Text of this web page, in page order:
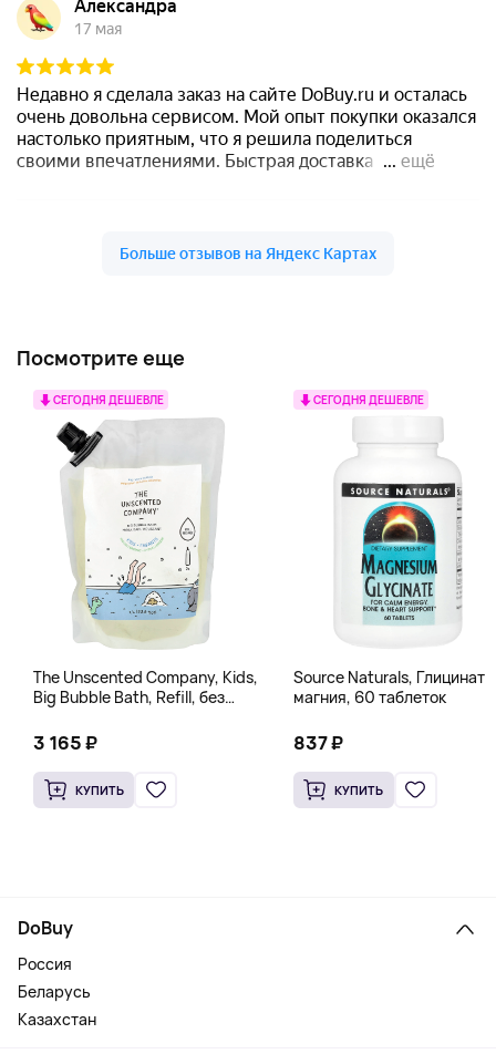
Посмотрите еще
СЕГОДНЯ ДЕШЕВЛЕ
The Unscented Company, Kids,
Big Bubble Bath, Refill, без
Унции)
3 165 ₽
КУПИТЬ
СЕГОДНЯ ДЕШЕВЛЕ
Source Naturals, Глицинат
магния, 60 таблеток
837 ₽
КУПИТЬ
DoBuy
Россия
Беларусь
Казахстан